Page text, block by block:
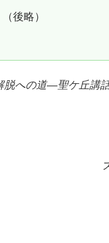
後略）
脱への道―聖ケ丘講